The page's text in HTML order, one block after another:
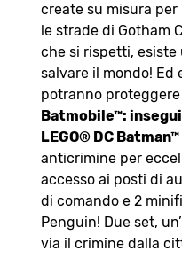
create su misura
le strade di Gotham
che si rispetti,
salvare il mondo! Ed
potranno
Batmobile™:
LEGO® DC Batman™
anticrimine per
accesso ai posti di
di comando e 2
Penguin! Due set,
via il crimine dalla